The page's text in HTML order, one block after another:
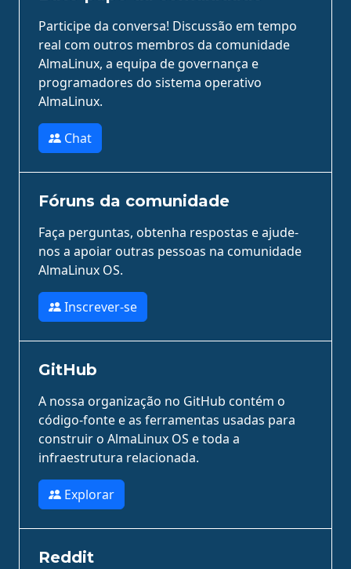
Participe da conversa! Discussão em tempo
real com outros membros da comunidade
AlmaLinux, a equipa de governança e
programadores do sistema operativo
AlmaLinux.
Chat
Fóruns da comunidade
Faça perguntas, obtenha respostas e ajude-
nos a apoiar outras pessoas na comunidade
AlmaLinux OS.
Inscrever-se
GitHub
A nossa organização no GitHub contém o
código-fonte e as ferramentas usadas para
construir o AlmaLinux OS e toda a
infraestrutura relacionada.
Explorar
Reddit